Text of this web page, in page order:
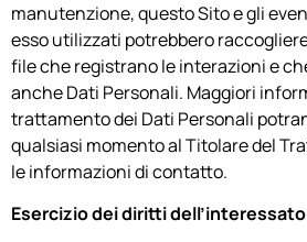
manutenzione, questo Sito e gli
esso utilizzati potrebbero
file che registrano le interazioni e
anche Dati Personali. Maggiori
trattamento dei Dati Personali
qualsiasi momento al Titolare del
le informazioni di contatto.
Esercizio dei diritti dell’interessato